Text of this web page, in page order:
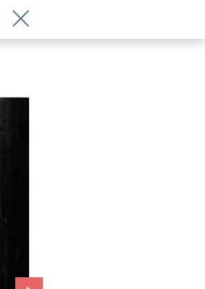
Wróć do artykułu "Dziewczyna z Igłą" |